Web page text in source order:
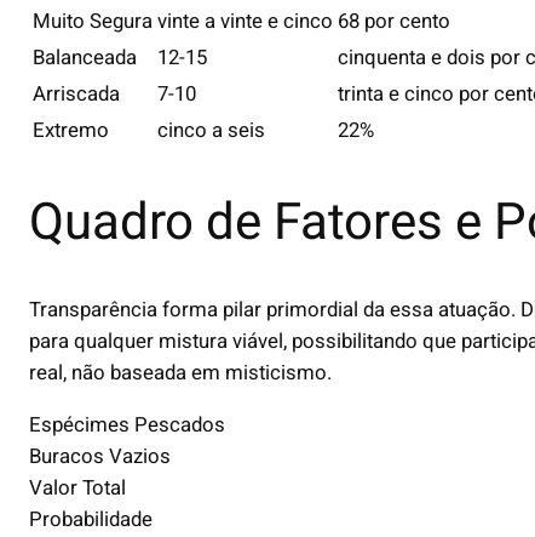
Muito Seguravinte a vinte e cinco 68 por cento
Balanceada
12-15 cinquenta e dois por
Arriscada
7-10 trinta e cinco por
Extremo
cinco a seis 22%
Quadro de Fatores e
Transparência forma pilar primordial da essa atuação.
para qualquer mistura viável, possibilitando que
real, não baseada em misticismo.
Espécimes Pescados
Buracos Vazios
Valor Total
Probabilidade